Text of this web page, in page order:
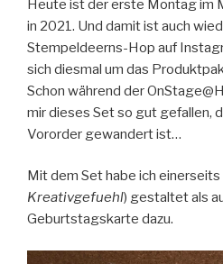
Heute ist der erste Montag im
in 2021. Und damit ist auch
Stempeldeerns-Hop auf
sich diesmal um das
Schon während der
mir dieses Set so gut gefallen,
Vororder gewandert ist…
Mit dem Set habe ich
Kreativgefuehl) gestaltet als
Geburtstagskarte dazu.